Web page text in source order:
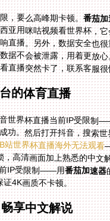
，要么高峰期卡顿。番茄
直播。另外，数据安全也
据不会被泄露，用着更放
直播突然卡了，联系客服
的体育直播
世界杯直播当前IP受限制
站世界杯直播海外无法观看
前IP受限制——用番茄加速器
4K画质不卡顿。
享中文解说